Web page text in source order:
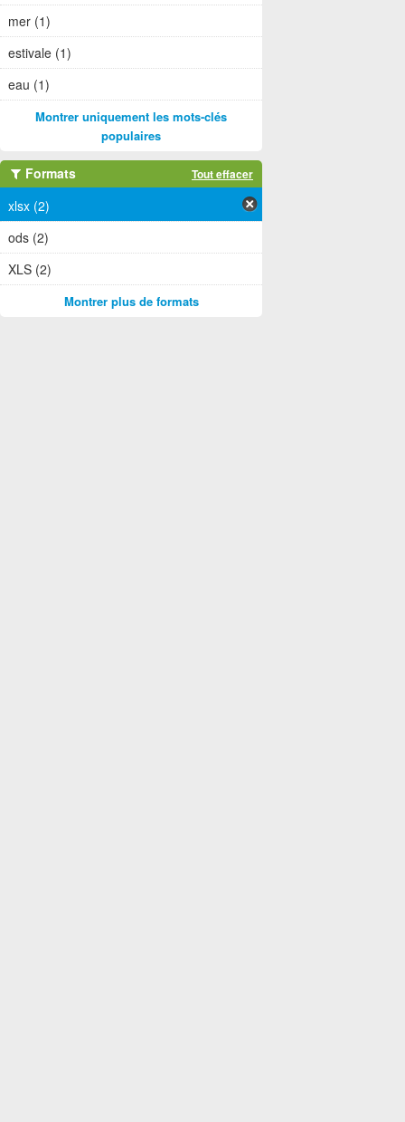
mer (1)
estivale (1)
eau (1)
Montrer uniquement les mots-clés
populaires
Formats Tout effacer
xlsx (2)
ods (2)
XLS (2)
Montrer plus de formats